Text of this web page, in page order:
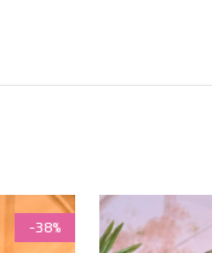
-38%